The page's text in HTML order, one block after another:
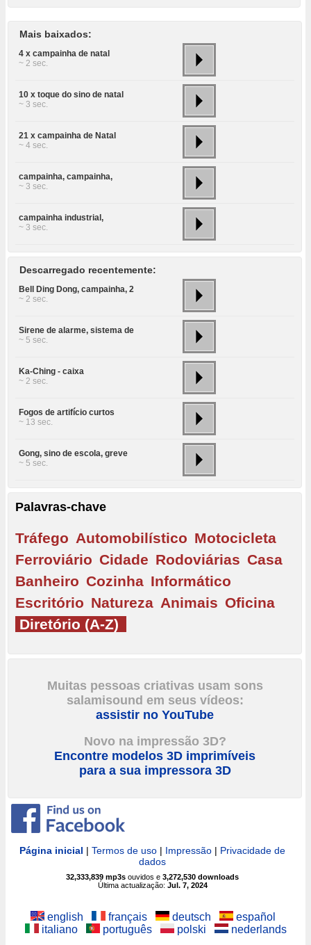
Mais baixados:
4 x campainha de natal
~ 2 sec.
10 x toque do sino de natal
~ 3 sec.
21 x campainha de Natal
~ 4 sec.
campainha, campainha,
~ 3 sec.
campainha industrial,
~ 3 sec.
Descarregado recentemente:
Bell Ding Dong, campainha, 2
~ 2 sec.
Sirene de alarme, sistema de
~ 5 sec.
Ka-Ching - caixa
~ 2 sec.
Fogos de artifício curtos
~ 13 sec.
Gong, sino de escola, greve
~ 5 sec.
Palavras-chave
Tráfego Automobilístico Motocicleta
Ferroviário Cidade Rodoviárias Casa
Banheiro Cozinha Informático
Escritório Natureza Animais Oficina
Diretório (A-Z)
Muitas pessoas criativas usam sons
salamisound em seus vídeos:
assistir no YouTube
Novo na impressão 3D?
Encontre modelos 3D imprimíveis
para a sua impressora 3D
Página inicial |Termos de uso | Impressão | Privacidade de
dados
32,333,839 mp3s ouvidos e3,272,530 downloads
Última actualização: Jul. 7, 2024
english français deutsch
español
italiano
português polski nederlands